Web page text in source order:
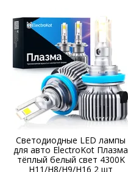
Светодиодные LED лампы
для авто ElectroKot Плазма
тёплый белый свет 4300K
H11/H8/H9/H16 2 шт